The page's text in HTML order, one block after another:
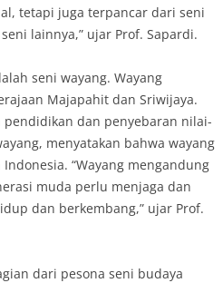
tetapi juga terpancar dari seni
lainnya,” ujar Prof. Sapardi.
seni wayang. Wayang
Majapahit dan Sriwijaya.
dan penyebaran nilai-
menyatakan bahwa wayang
“Wayang mengandung
muda perlu menjaga dan
dan berkembang,” ujar Prof.
dari pesona seni budaya